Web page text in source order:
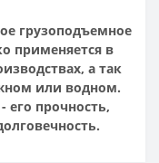
грузоподъемное
применяется в
а так
или водном.
его прочность,